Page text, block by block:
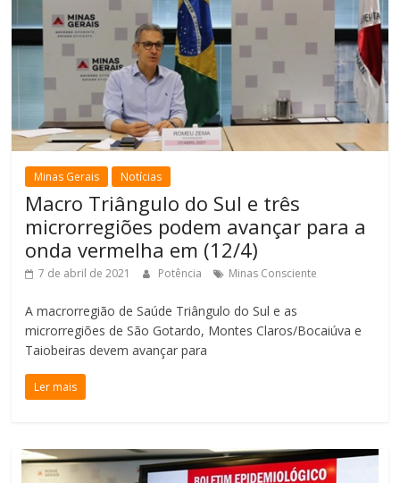
Minas Gerais Notícias
Macro Triângulo do Sul e três
microrregiões podem avançar para a
onda vermelha em (12/4)
7 de abril de 2021 Potência Minas Consciente
A macrorregião de Saúde Triângulo do Sul e as
microrregiões de São Gotardo, Montes Claros/Bocaiúva e
Taiobeiras devem avançar para
Ler mais